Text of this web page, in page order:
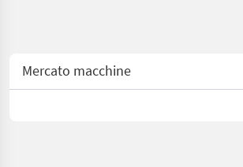
Mercato macchine